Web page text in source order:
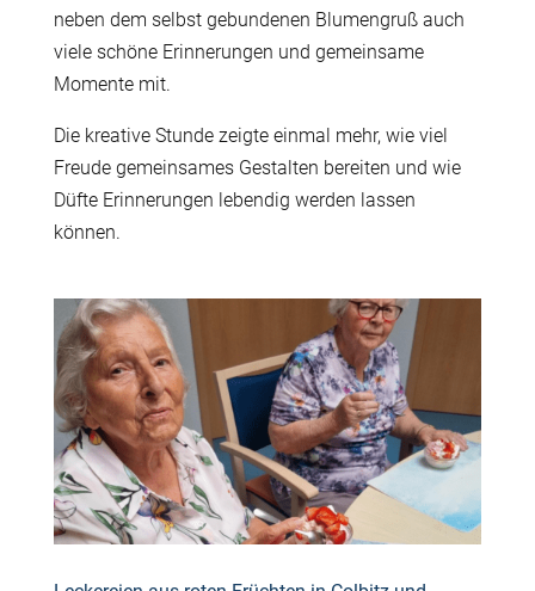
neben dem selbst gebundenen Blumengruß auch
viele schöne Erinnerungen und gemeinsame
Momente mit.
Die kreative Stunde zeigte einmal mehr, wie viel
Freude gemeinsames Gestalten bereiten und wie
Düfte Erinnerungen lebendig werden lassen
können.